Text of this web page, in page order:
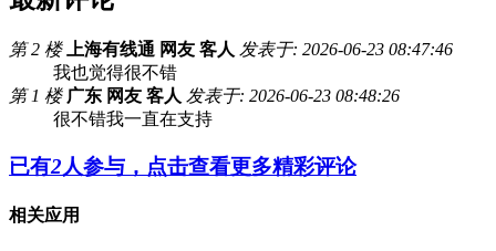
第 2 楼 上海有线通 网友 客人 发表于: 2026-06-23 08:47:46
我也觉得很不错
第 1 楼 广东 网友 客人 发表于: 2026-06-23 08:48:26
很不错我一直在支持
已有2人参与，点击查看更多精彩评论
相关应用